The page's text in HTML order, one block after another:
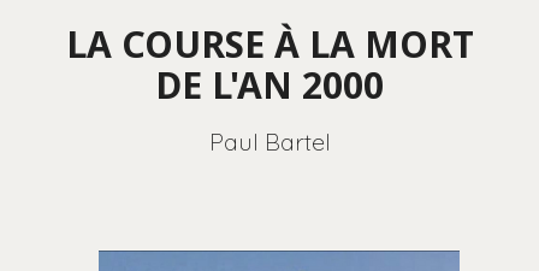
LA COURSE À LA MORT
DE L'AN 2000
Paul Bartel